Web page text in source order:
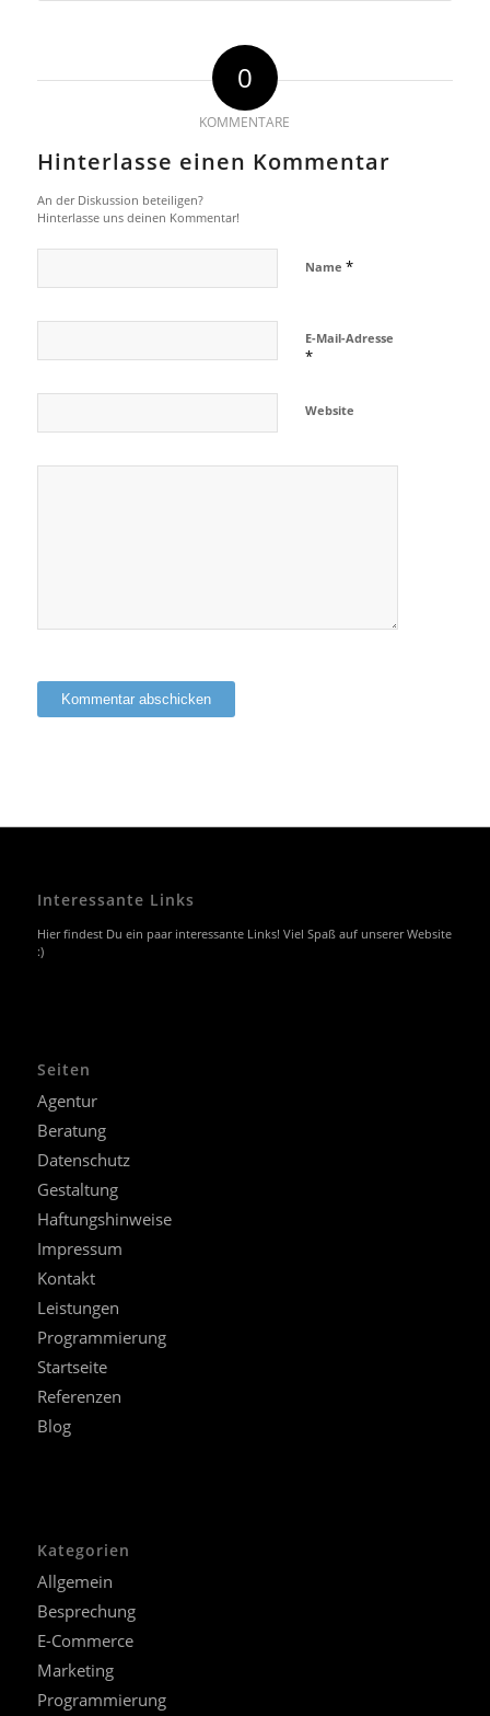
0
KOMMENTARE
Hinterlasse einen Kommentar
An der Diskussion beteiligen?
Hinterlasse uns deinen Kommentar!
Name *
E-Mail-Adresse
*
Website
Interessante Links
Hier findest Du ein paar interessante Links! Viel Spaß auf unserer Website
:)
Seiten
Agentur
Beratung
Datenschutz
Gestaltung
Haftungshinweise
Impressum
Kontakt
Leistungen
Programmierung
Startseite
Referenzen
Blog
Kategorien
Allgemein
Besprechung
E-Commerce
Marketing
Programmierung